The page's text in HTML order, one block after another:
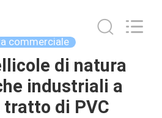
commerciale
di natura
industriali a
di PVC